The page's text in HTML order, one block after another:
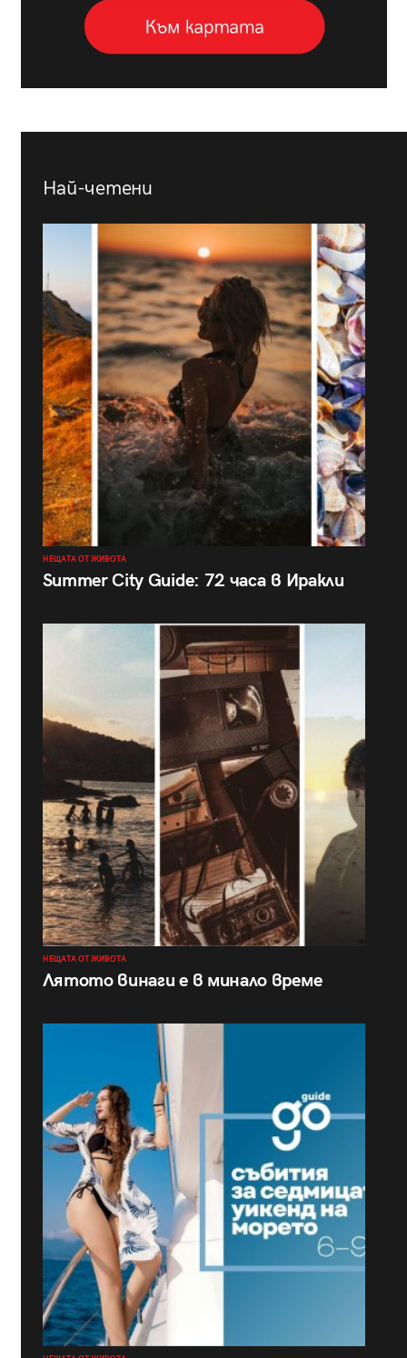
Най-четени
НЕЩАТА ОТ ЖИВОТА
Summer City Guide: 72 часа в Иракли
НЕЩАТА ОТ ЖИВОТА
Лятото винаги е в минало време